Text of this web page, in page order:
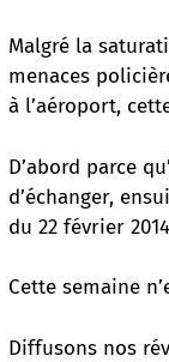
Malgré la
menaces
à l’aéroport,
D’abord parce
d’échanger,
du 22 février
Cette semaine
Diffusons nos